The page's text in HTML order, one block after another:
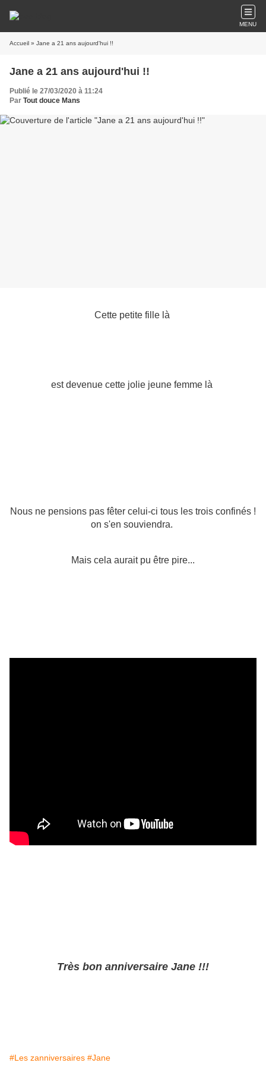
MENU
Accueil » Jane a 21 ans aujourd'hui !!
Jane a 21 ans aujourd'hui !!
Publié le 27/03/2020 à 11:24
Par Tout douce Mans
Cette petite fille là
est devenue cette jolie jeune femme là
Nous ne pensions pas fêter celui-ci tous les trois confinés !
on s'en souviendra.
Mais cela aurait pu être pire...
Très bon anniversaire Jane !!!
#Les zanniversaires #Jane